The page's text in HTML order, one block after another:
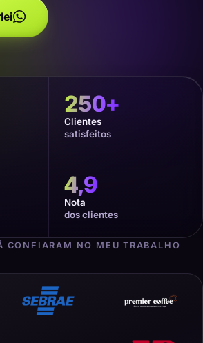
250+
Clientes
satisfeitos
4,9
Nota
dos clientes
CONFIARAM NO MEU TRABALHO